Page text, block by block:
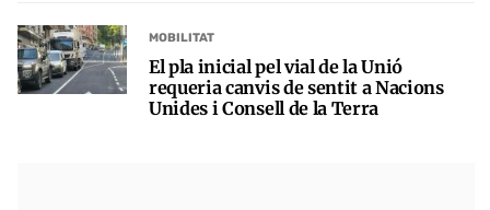
MOBILITAT
El pla inicial pel vial de la Unió
requeria canvis de sentit a Nacions
Unides i Consell de la Terra